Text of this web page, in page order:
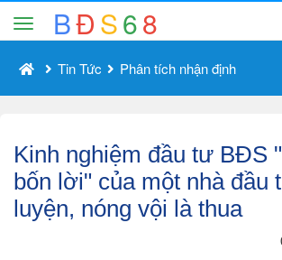
BĐS68
Tin Tức Phân tích nhận định
Kinh nghiệm đầu tư BĐS
bốn lời" của một nhà đầu
luyện, nóng vội là thua